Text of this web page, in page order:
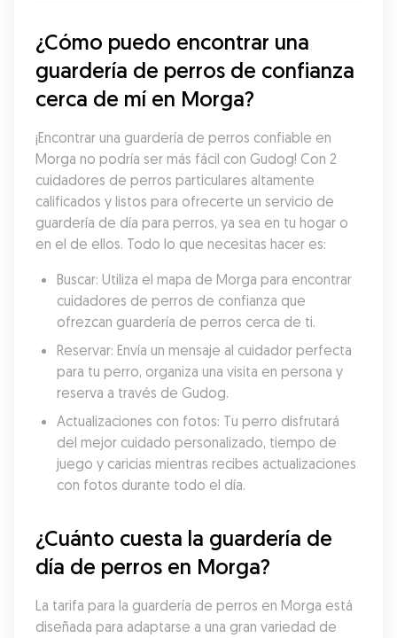
¿Cómo puedo encontrar una
guardería de perros de confianza
cerca de mí en Morga?
¡Encontrar una guardería de perros confiable en
Morga no podría ser más fácil con Gudog! Con 2
cuidadores de perros particulares altamente
calificados y listos para ofrecerte un servicio de
guardería de día para perros, ya sea en tu hogar o
en el de ellos. Todo lo que necesitas hacer es:
Buscar: Utiliza el mapa de Morga para encontrar
cuidadores de perros de confianza que
ofrezcan guardería de perros cerca de ti.
Reservar: Envía un mensaje al cuidador perfecta
para tu perro, organiza una visita en persona y
reserva a través de Gudog.
Actualizaciones con fotos: Tu perro disfrutará
del mejor cuidado personalizado, tiempo de
juego y caricias mientras recibes actualizaciones
con fotos durante todo el día.
¿Cuánto cuesta la guardería de
día de perros en Morga?
La tarifa para la guardería de perros en Morga está
diseñada para adaptarse a una gran variedad de